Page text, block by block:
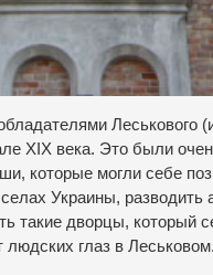
Леськового
XIX века. Это были
которые могли себе
Украины, разводить
такие дворцы, который
людских глаз в Леськовом.